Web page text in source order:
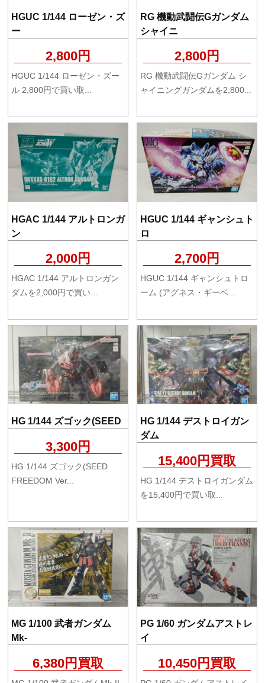
HGUC 1/144 ローゼン・ズ
ー
2,800円
HGUC 1/144 ローゼン・ズー
ル 2,800円で買い取...
RG 機動武闘伝Gガンダム
シャイニ
2,800円
RG 機動武闘伝Gガンダム シ
ャイニングガンダムを2,800...
HGAC 1/144 アルトロンガ
ン
2,000円
HGAC 1/144 アルトロンガン
ダムを2,000円で買い...
HGUC 1/144 ギャンシュト
ロ
2,700円
HGUC 1/144 ギャンシュトロ
ーム (アグネス・ギーベ...
HG 1/144 ズゴック(SEED
3,300円
HG 1/144 ズゴック(SEED
FREEDOM Ver...
HG 1/144 デストロイガン
ダム
15,400円買取
HG 1/144 デストロイガンダム
を15,400円で買い取...
MG 1/100 武者ガンダム
Mk-
6,380円買取
PG 1/60 ガンダムアストレ
イ
10,450円買取